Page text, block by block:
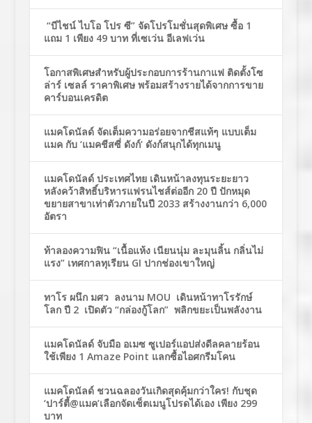
“บีไชน์ ไบโอ โปร ซี” จัดโปรโมชั่นสุดพิเศษ ซื้อ 1
แถม 1 เพียง 49 บาท ที่เซเว่น อีเลฟเว่น
โอกาสพิเศษสำหรับผู้ประกอบการร้านกาแฟ ติดตั้งโซ
ล่าร์ เซลล์ ราคาพิเศษ พร้อมสร้างรายได้จากการขาย
คาร์บอนเครดิต
แมคโดนัลด์ จัดเต็มความอร่อยจากชีสแท้ๆ แบบเต็ม
แมค กับ ‘แมคชีสซี่ ดังก์’ ดังก์สนุกได้ทุกเมนู
แมคโดนัลด์ ประเทศไทย เดินหน้าลงทุนระยะยาว
หลังคว้าสิทธิ์บริหารแฟรนไชส์ต่ออีก 20 ปี ปักหมุด
ขยายสาขาเท่าตัวภายในปี 2033 สร้างงานกว่า 6,000
อัตรา
ท้าลองความฟิน “เนื้อแห้ง เนียนนุ่ม ละมุนลิ้น กลิ่นไม่
แรง” เทศกาลทุเรียน GI ปากช่องเขาใหญ่
ทาโร ผนึก มศว ลงนาม MOU เดินหน้าทาโรรักษ์
โลก ปี 2 เปิดตัว “กล่องกู้โลก” พลิกขยะเป็นพลังงาน
แมคโดนัลด์ จับมือ อเมซ ซูเปอร์แอปส่งดีลคลายร้อน
ใช้เพียง 1 Amaze Point แลกซื้อไอศกรีมโคน
แมคโดนัลด์ ชวนฉลองวันเกิดสุดคุ้มกว่าใคร! กับชุด
‘ปาร์ตี้@แมค’เลือกจัดเซ็ตเมนูโปรดได้เอง เพียง 299
บาท